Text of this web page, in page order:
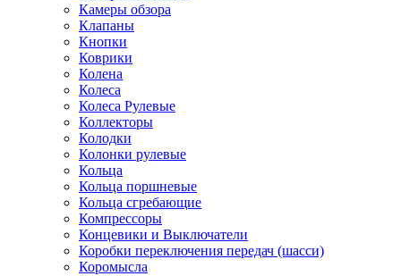
Камеры обзора
Клапаны
Кнопки
Коврики
Колена
Колеса
Колеса Рулевые
Коллекторы
Колодки
Колонки рулевые
Кольца
Кольца поршневые
Кольца сгребающие
Компрессоры
Концевики и Выключатели
Коробки переключения передач (шасси)
Коромысла